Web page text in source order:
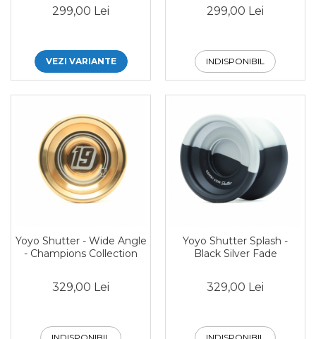
299,00 Lei
VEZI VARIANTE
299,00 Lei
INDISPONIBIL
Yoyo Shutter - Wide Angle
- Champions Collection
329,00 Lei
Yoyo Shutter Splash -
Black Silver Fade
329,00 Lei